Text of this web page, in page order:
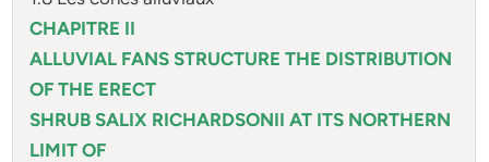
CHAPITRE II
ALLUVIAL FANS STRUCTURE THE DISTRIBUTION
OF THE ERECT
SHRUB SALIX RICHARDSONII AT ITS NORTHERN
LIMIT OF